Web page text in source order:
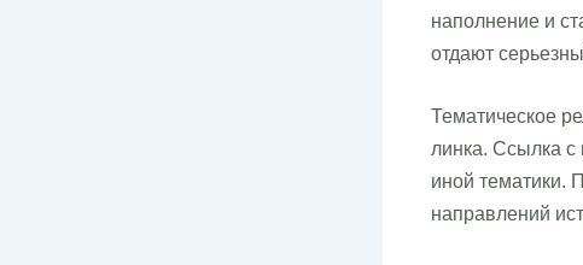
наполнение и
отдают
Тематическое
линка. Ссылка с
иной тематики.
направлений